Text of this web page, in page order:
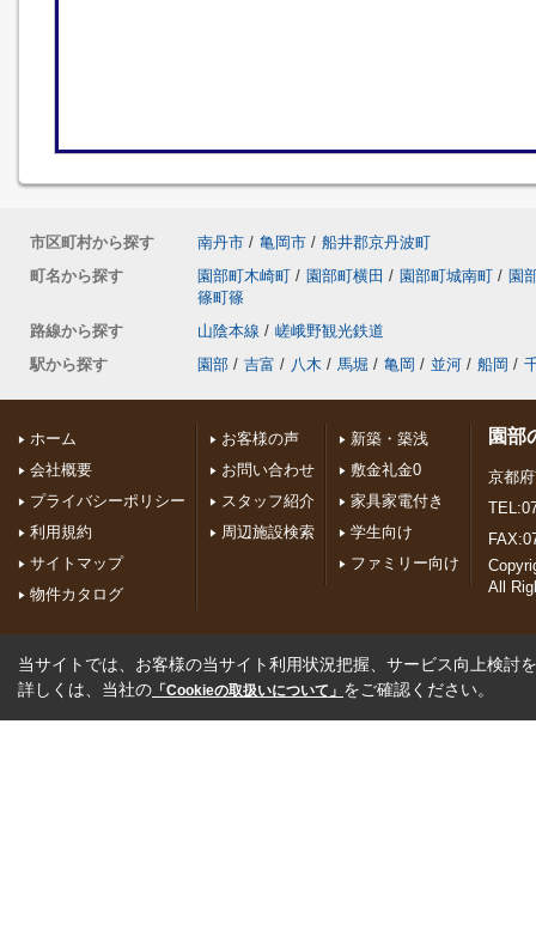
市区町村から探す 南丹市 / 亀岡市 / 船井郡京丹波町
町名から探す
園部町木崎町 / 園部町横田 / 園部町城南町 / 園
篠町篠
路線から探す
山陰本線 / 嵯峨野観光鉄道
駅から探す
園部 / 吉富 / 八木 / 馬堀 / 亀岡 / 並河 / 船岡 /
ホーム
会社概要
プライバシーポリシー
利用規約
サイトマップ
物件カタログ
お客様の声
お問い合わせ
スタッフ紹介
周辺施設検索
新築・築浅
敷金礼金0
家具家電付き
学生向け
ファミリー向け
園部
京都
All
当サイトでは、お客様の当サイト利用状況把握、サービス向上検討
詳しくは、当社の 「Cookieの取扱いについて」 をご確認ください。